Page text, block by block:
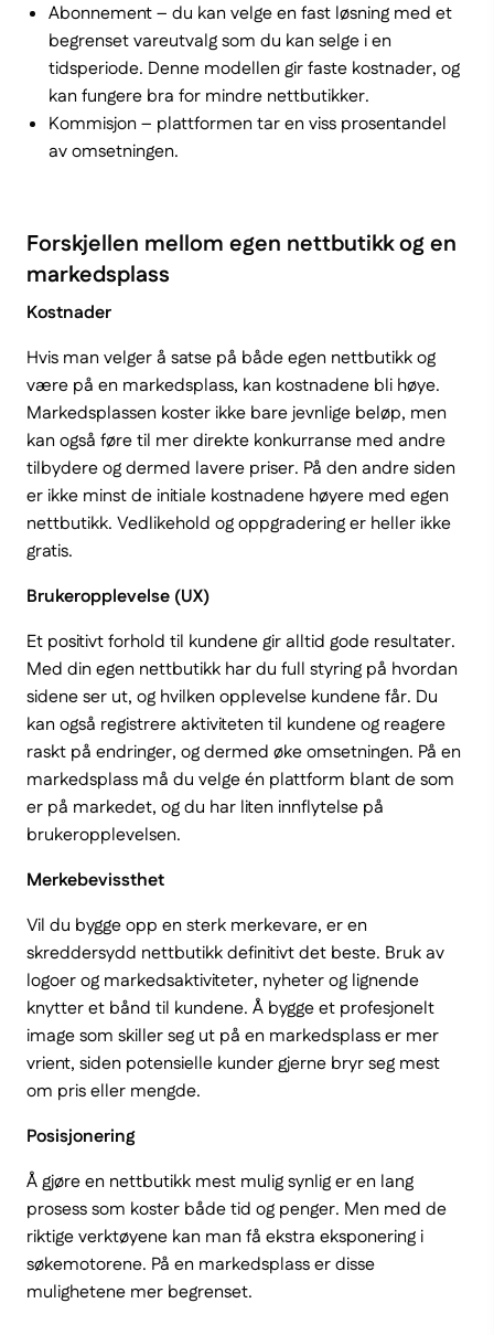
Abonnement – du kan velge en fast løsning med et
begrenset vareutvalg som du kan selge i en
tidsperiode. Denne modellen gir faste kostnader, og
kan fungere bra for mindre nettbutikker.
Kommisjon – plattformen tar en viss prosentandel
av omsetningen.
Forskjellen mellom egen nettbutikk og en
markedsplass
Kostnader
Hvis man velger å satse på både egen nettbutikk og
være på en markedsplass, kan kostnadene bli høye.
Markedsplassen koster ikke bare jevnlige beløp, men
kan også føre til mer direkte konkurranse med andre
tilbydere og dermed lavere priser. På den andre siden
er ikke minst de initiale kostnadene høyere med egen
nettbutikk. Vedlikehold og oppgradering er heller ikke
gratis.
Brukeropplevelse (UX)
Et positivt forhold til kundene gir alltid gode resultater.
Med din egen nettbutikk har du full styring på hvordan
sidene ser ut, og hvilken opplevelse kundene får. Du
kan også registrere aktiviteten til kundene og reagere
raskt på endringer, og dermed øke omsetningen. På en
markedsplass må du velge én plattform blant de som
er på markedet, og du har liten innflytelse på
brukeropplevelsen.
Merkebevissthet
Vil du bygge opp en sterk merkevare, er en
skreddersydd nettbutikk definitivt det beste. Bruk av
logoer og markedsaktiviteter, nyheter og lignende
knytter et bånd til kundene. Å bygge et profesjonelt
image som skiller seg ut på en markedsplass er mer
vrient, siden potensielle kunder gjerne bryr seg mest
om pris eller mengde.
Posisjonering
Å gjøre en nettbutikk mest mulig synlig er en lang
prosess som koster både tid og penger. Men med de
riktige verktøyene kan man få ekstra eksponering i
søkemotorene. På en markedsplass er disse
mulighetene mer begrenset.